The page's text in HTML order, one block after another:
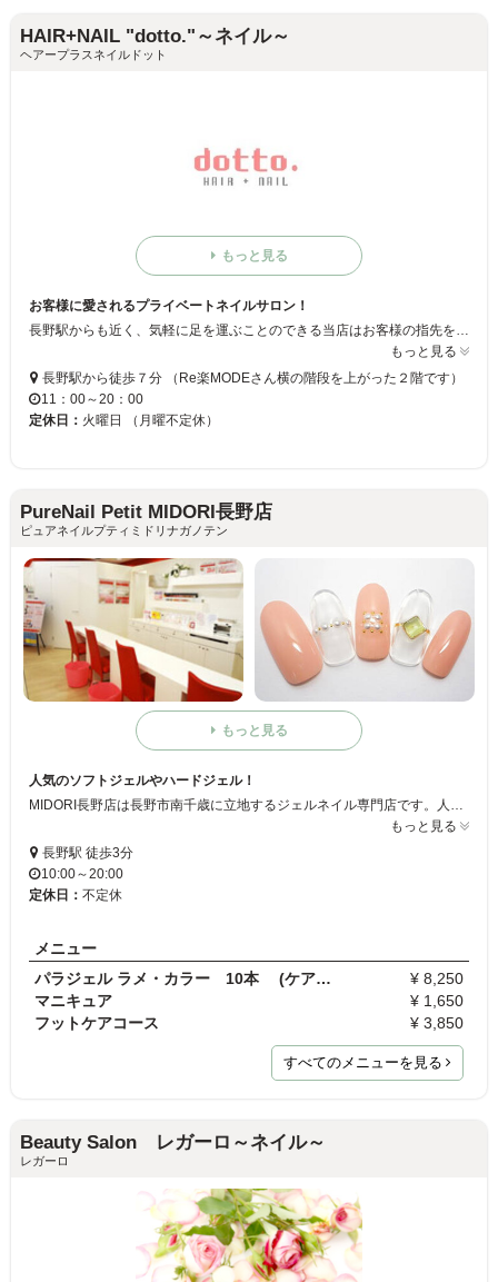
HAIR+NAIL "dotto."～ネイル～
ヘアープラスネイルドット
もっと見る
お客様に愛されるプライベートネイルサロン！
もっと見る
長野駅から徒歩７分 （Re楽MODEさん横の階段を上がった２階です）
11：00～20：00
定休日： 火曜日 （月曜不定休）
PureNail Petit MIDORI長野店
ピュアネイルプティミドリナガノテン
もっと見る
人気のソフトジェルやハードジェル！
もっと見る
長野駅 徒歩3分
10:00～20:00
定休日： 不定休
メニュー
パラジェル ラメ・カラー 10本 (ケア込み)
¥ 8,250
マニキュア
¥ 1,650
フットケアコース
¥ 3,850
すべてのメニューを見る
Beauty Salon レガーロ～ネイル～
レガーロ